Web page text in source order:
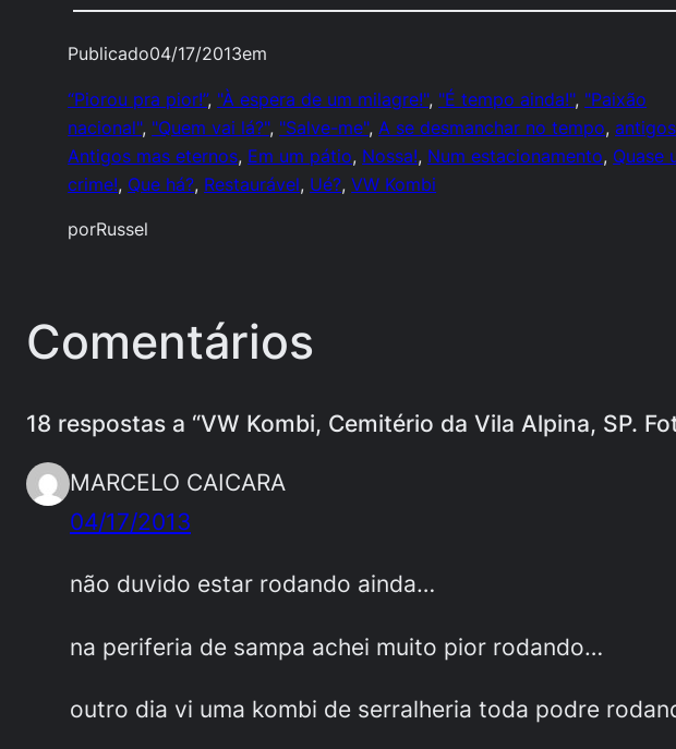
Publicado04/17/2013em
“Piorou pra pior!”, "À espera de um milagre!", "É tempo ainda!", "Paixão
nacional", "Quem vai lá?", "Salve-me", A se desmanchar no tempo, antigos
Antigos mas eternos, Em um pátio, Nossa!, Num estacionamento, Quase
crime!, Que há?, Restaurável, Ué?, VW Kombi
porRussel
Comentários
18 respostas a “VW Kombi, Cemitério da Vila Alpina, SP.
MARCELO CAICARA
04/17/2013
não duvido estar rodando ainda…
na periferia de sampa achei muito pior rodando…
outro dia vi uma kombi de serralheria toda podre